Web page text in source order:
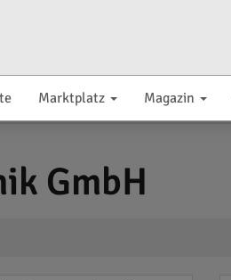
Marktplatz Magazin
GmbH